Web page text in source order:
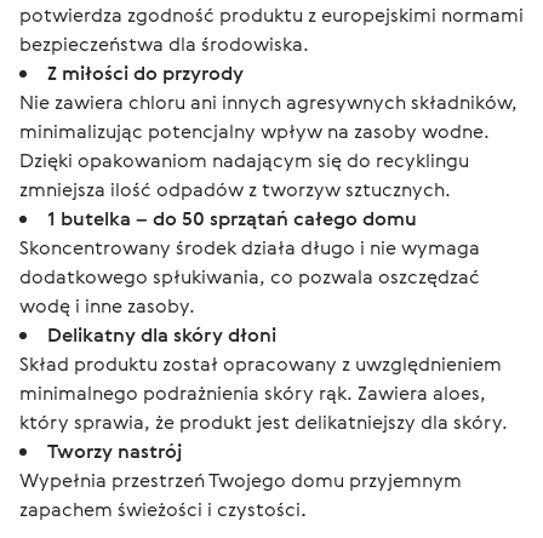
potwierdza zgodność produktu z europejskimi normami
bezpieczeństwa dla środowiska.
Z miłości do przyrody
Nie zawiera chloru ani innych agresywnych składników,
minimalizując potencjalny wpływ na zasoby wodne.
Dzięki opakowaniom nadającym się do recyklingu
zmniejsza ilość odpadów z tworzyw sztucznych.
1 butelka – do 50 sprzątań całego domu
Skoncentrowany środek działa długo i nie wymaga
dodatkowego spłukiwania, co pozwala oszczędzać
wodę i inne zasoby.
Delikatny dla skóry dłoni
Skład produktu został opracowany z uwzględnieniem
minimalnego podrażnienia skóry rąk. Zawiera aloes,
który sprawia, że produkt jest delikatniejszy dla skóry.
Tworzy nastrój
Wypełnia przestrzeń Twojego domu przyjemnym
zapachem świeżości i czystości.